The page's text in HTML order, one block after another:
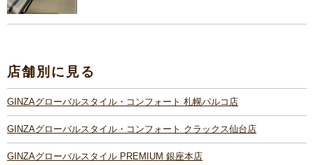
店舗別に見る
GINZAグローバルスタイル・コンフォート 札幌パルコ店
GINZAグローバルスタイル・コンフォート クラックス仙台店
GINZAグローバルスタイル PREMIUM 銀座本店